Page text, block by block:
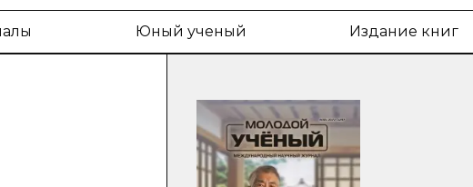
Юный ученый Издание книг